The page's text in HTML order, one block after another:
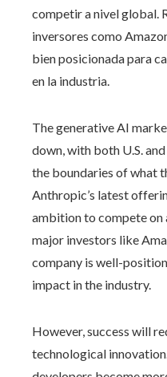
competir a nivel global.
inversores como
bien posicionada para
en la industria.
The generative AI
down, with both U.S.
the boundaries of what
Anthropic’s latest
ambition to compete on
major investors like
company is well-
impact in the industry.
However, success will
technological